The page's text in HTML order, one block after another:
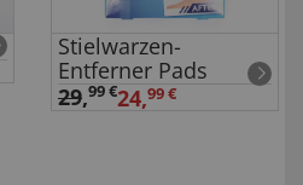
Stielwarzen-
Entferner Pads
29,99 €24,99 €